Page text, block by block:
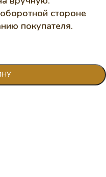
стороне
покупателя.